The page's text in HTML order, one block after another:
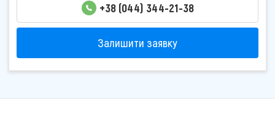
+38 (044) 344-21-38
Залишити заявку